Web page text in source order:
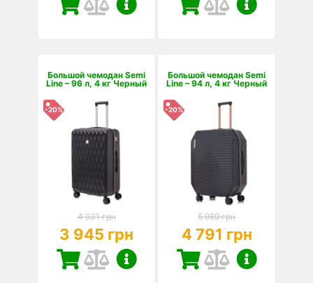
Большой чемодан Semi
Line – 96 л, 4 кг Черный
-20%
4 931 грн
3 945 грн
Большой чемодан Semi
Line – 94 л, 4 кг Черный
-20%
5 989 грн
4 791 грн